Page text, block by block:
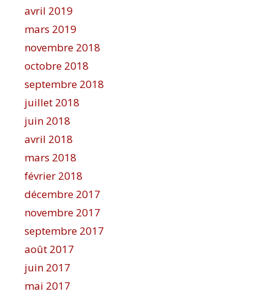
avril 2019
mars 2019
novembre 2018
octobre 2018
septembre 2018
juillet 2018
juin 2018
avril 2018
mars 2018
février 2018
décembre 2017
novembre 2017
septembre 2017
août 2017
juin 2017
mai 2017